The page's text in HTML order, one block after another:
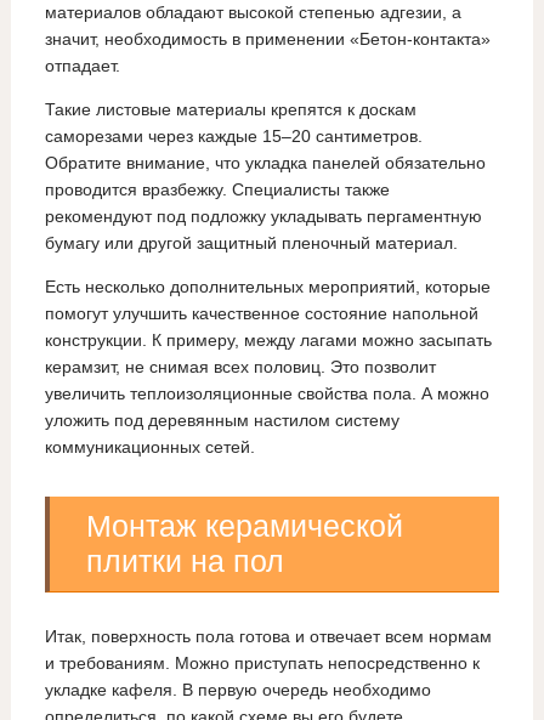
материалов обладают высокой степенью адгезии, а
значит, необходимость в применении «Бетон-контакта»
отпадает.
Такие листовые материалы крепятся к доскам
саморезами через каждые 15–20 сантиметров.
Обратите внимание, что укладка панелей обязательно
проводится вразбежку. Специалисты также
рекомендуют под подложку укладывать пергаментную
бумагу или другой защитный пленочный материал.
Есть несколько дополнительных мероприятий, которые
помогут улучшить качественное состояние напольной
конструкции. К примеру, между лагами можно засыпать
керамзит, не снимая всех половиц. Это позволит
увеличить теплоизоляционные свойства пола. А можно
уложить под деревянным настилом систему
коммуникационных сетей.
Монтаж керамической
плитки на пол
Итак, поверхность пола готова и отвечает всем нормам
и требованиям. Можно приступать непосредственно к
укладке кафеля. В первую очередь необходимо